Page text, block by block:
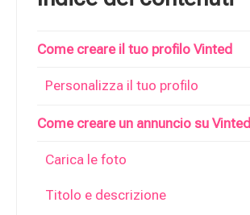
Come creare il tuo profilo Vinted
Personalizza il tuo profilo
Come creare un annuncio su Vinted
Carica le foto
Titolo e descrizione